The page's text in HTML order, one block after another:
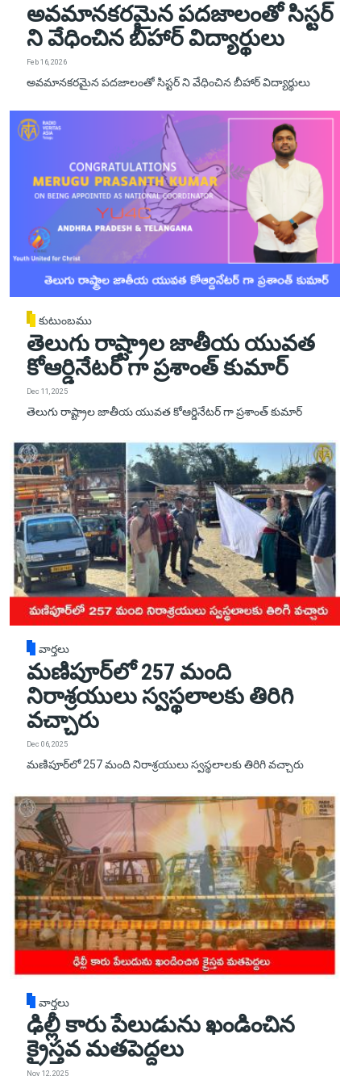
అవమానకరమైన పదజాలంతో సిస్టర్
ని వేధించిన బీహార్ విద్యార్థులు
Feb 16, 2026
అవమానకరమైన పదజాలంతో సిస్టర్ ని వేధించిన బీహార్ విద్యార్థులు
కుటుంబము
తెలుగు రాష్ట్రాల జాతీయ యువత
కోఆర్డినేటర్ గా ప్రశాంత్ కుమార్
Dec 11, 2025
తెలుగు రాష్ట్రాల జాతీయ యువత కోఆర్డినేటర్ గా ప్రశాంత్ కుమార్
వార్తలు
మణిపూర్‌లో 257 మంది
నిరాశ్రయులు స్వస్థలాలకు తిరిగి
వచ్చారు
Dec 06, 2025
మణిపూర్‌లో 257 మంది నిరాశ్రయులు స్వస్థలాలకు తిరిగి వచ్చారు
వార్తలు
ఢిల్లీ కారు పేలుడును ఖండించిన
క్రైస్తవ మతపెద్దలు
Nov 12, 2025